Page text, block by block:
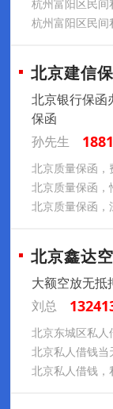
杭州富阳区民
杭州富阳区民
北京建信
北京银行保函
保函
孙先生
北京质量保函
北京质量保函，
北京质量保函，
北京鑫达
大额空放无抵
刘总
北京东城区私
北京私人借钱
北京私人借钱，